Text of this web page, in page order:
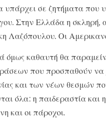
σε ζητήματα που
Στην Ελλάδα η σκληρή,
Οι
καθαυτή θα
που προσπαθούν να
και των νέων θεσμών
όλα: η παιδεραστία και
και οι πάροχοι.